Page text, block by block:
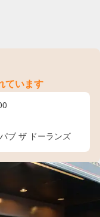
ています
ブ ザ ドーランズ